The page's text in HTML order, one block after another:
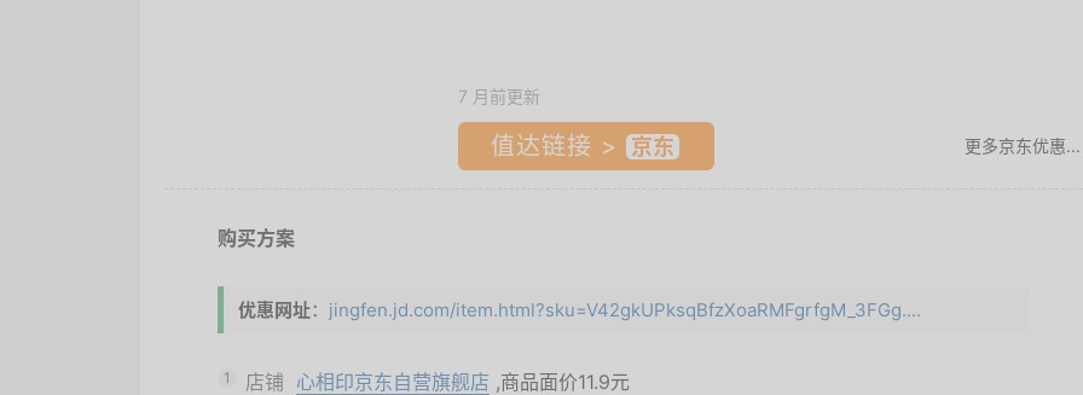
7 月前更新
值达链接 > 更多京东优惠...
购买方案
优惠网址： jingfen.jd.com/item.html?sku=V42gkUPksqBfzXoaRMFgrfgM_3FGg....
1 店铺 心相印京东自营旗舰店 ,商品面价11.9元